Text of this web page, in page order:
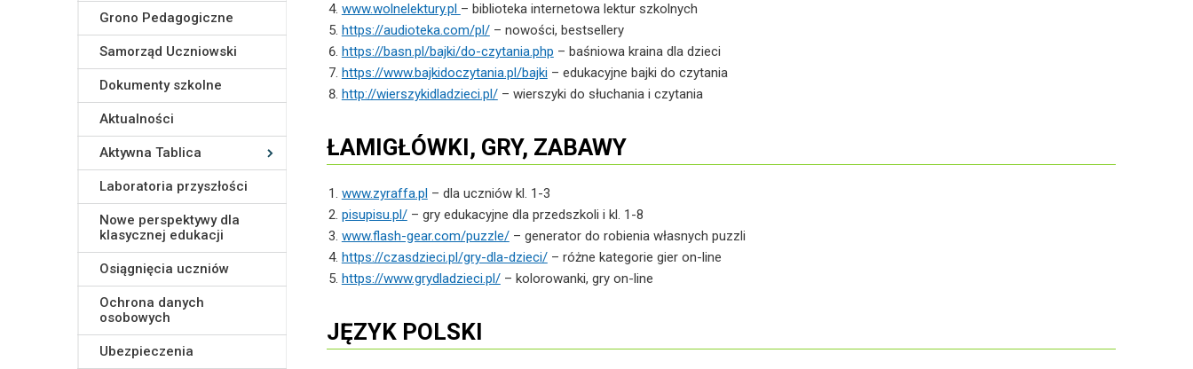
www.wolnelektury.pl – biblioteka internetowa lektur szkolnych
https://audioteka.com/pl/– nowości, bestsellery
https://basn.pl/bajki/do-czytania.php – baśniowa kraina dla dzieci
https://www.bajkidoczytania.pl/bajki – edukacyjne bajki do czytania
http://wierszykidladzieci.pl/– wierszyki do słuchania i czytania
ŁAMIGŁÓWKI, GRY, ZABAWY
www.zyraffa.pl – dla uczniów kl. 1-3
pisupisu.pl/– gry edukacyjne dla przedszkoli i kl. 1-8
www.flash-gear.com/puzzle/– generator do robienia własnych puzzli
https://czasdzieci.pl/gry-dla-dzieci/– różne kategorie gier on-line
https://www.grydladzieci.pl/– kolorowanki, gry on-line
JĘZYK POLSKI
Grono Pedagogiczne
Samorząd Uczniowski
Dokumenty szkolne
Aktualności
Aktywna Tablica
Laboratoria przyszłości
Nowe perspektywy dla
klasycznej edukacji
Osiągnięcia uczniów
Ochrona danych
osobowych
Ubezpieczenia